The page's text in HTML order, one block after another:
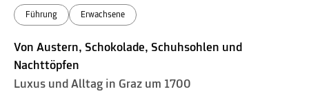
Führung Erwachsene
Von Austern, Schokolade, Schuhsohlen und
Nachttöpfen
Luxus und Alltag in Graz um 1700